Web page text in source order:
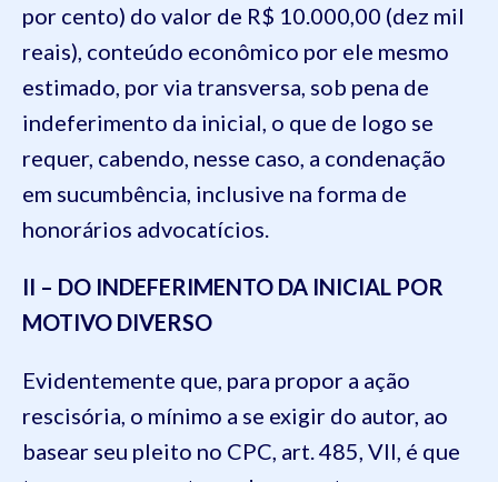
por cento) do valor de R$ 10.000,00 (dez mil
reais), conteúdo econômico por ele mesmo
estimado, por via transversa, sob pena de
indeferimento da inicial, o que de logo se
requer, cabendo, nesse caso, a condenação
em sucumbência, inclusive na forma de
honorários advocatícios.
II – DO INDEFERIMENTO DA INICIAL POR
MOTIVO DIVERSO
Evidentemente que, para propor a ação
rescisória, o mínimo a se exigir do autor, ao
basear seu pleito no CPC, art. 485, VII, é que